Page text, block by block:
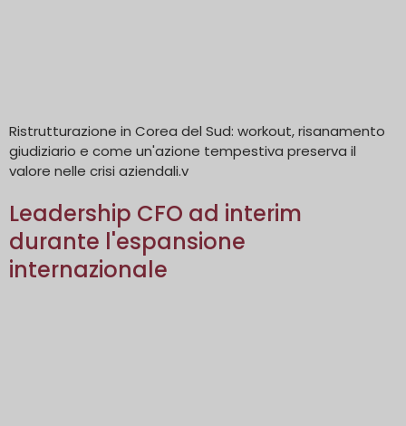
Ristrutturazione in Corea del Sud: workout, risanamento
giudiziario e come un'azione tempestiva preserva il
valore nelle crisi aziendali.v
Leadership CFO ad interim
durante l'espansione
internazionale